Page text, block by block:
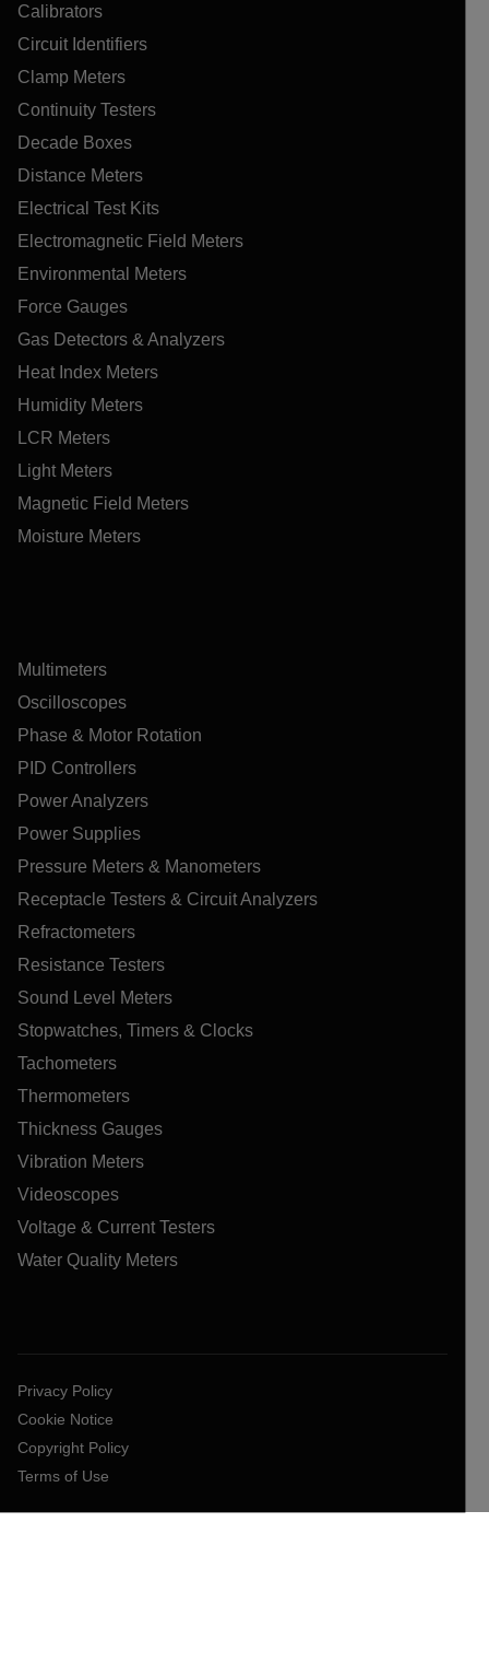
Calibrators
Circuit Identifiers
Clamp Meters
Continuity Testers
Decade Boxes
Distance Meters
Electrical Test Kits
Electromagnetic Field Meters
Environmental Meters
Force Gauges
Gas Detectors & Analyzers
Heat Index Meters
Humidity Meters
LCR Meters
Light Meters
Magnetic Field Meters
Moisture Meters
Multimeters
Oscilloscopes
Phase & Motor Rotation
PID Controllers
Power Analyzers
Power Supplies
Pressure Meters & Manometers
Receptacle Testers & Circuit Analyzers
Refractometers
Resistance Testers
Sound Level Meters
Stopwatches, Timers & Clocks
Tachometers
Thermometers
Thickness Gauges
Vibration Meters
Videoscopes
Voltage & Current Testers
Water Quality Meters
Privacy Policy
Cookie Notice
Copyright Policy
Terms of Use